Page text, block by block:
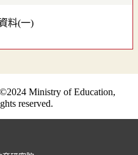
Ministry of Education,
reserved.